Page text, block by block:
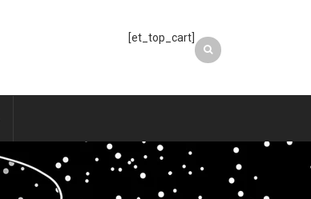
[et_top_cart]